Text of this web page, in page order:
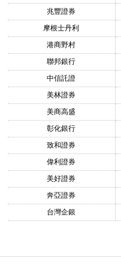
兆豐證券
摩根士丹利
港商野村
聯邦銀行
中信託證
美林證券
美商高盛
彰化銀行
致和證券
偉利證券
美好證券
奔亞證券
台灣企銀